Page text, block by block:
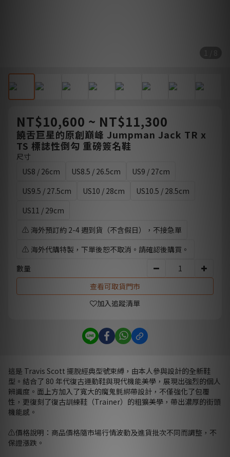
NT$10,600 ~ NT$11,300
饒舌巨星的原創巔峰 Jumpman Jack TR x
TS 標誌性倒勾 重磅簽名鞋
尺寸
US8 / 26cm
US8.5 / 26.5cm
US9 / 27cm
US9.5 / 27.5cm
US10 / 28cm
US10.5 / 28.5cm
US11 / 29cm
⚠️ 海外預訂約 2-4 週到貨（不含假日），不接急單
⚠️ 海外代購特製，下單後恕不取消。請確認後購買。
數量
查看可取貨門市
加入追蹤清單
這是 Travis Scott 擺脫經典型號束縛，由本人參與設計的全新鞋
型。結合了 80 年代復古運動鞋與現代機能美學，展現出強烈的個人
辨識度。面上方加入了寬大的魔鬼氈綁帶設計，不僅強化了包覆
性，更復刻了復古訓練鞋（Trainer）的粗獷美學，帶出濃厚的街頭
機能感。
⚠️價格說明：商品價格隨市場行情波動及進貨批次不同而調整，不
保證漲跌。